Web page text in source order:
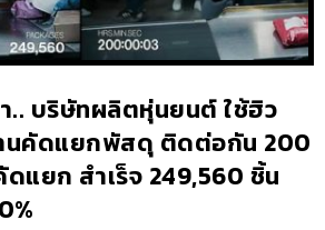
.. บริษัทผลิตหุ่นยนต์ ใช้ฮิว
นคัดแยกพัสดุ ติดต่อกัน 200
แยก สำเร็จ 249,560 ชิ้น